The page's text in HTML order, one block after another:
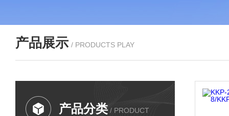
产品展示 / PRODUCTS PLAY
产品分类 / PRODUCT